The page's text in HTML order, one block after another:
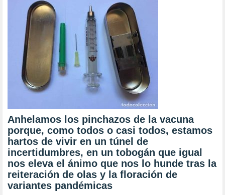
Anhelamos los pinchazos de la vacuna
porque, como todos o casi todos, estamos
hartos de vivir en un túnel de
incertidumbres, en un tobogán que igual
nos eleva el ánimo que nos lo hunde tras la
reiteración de olas y la floración de
variantes pandémicas